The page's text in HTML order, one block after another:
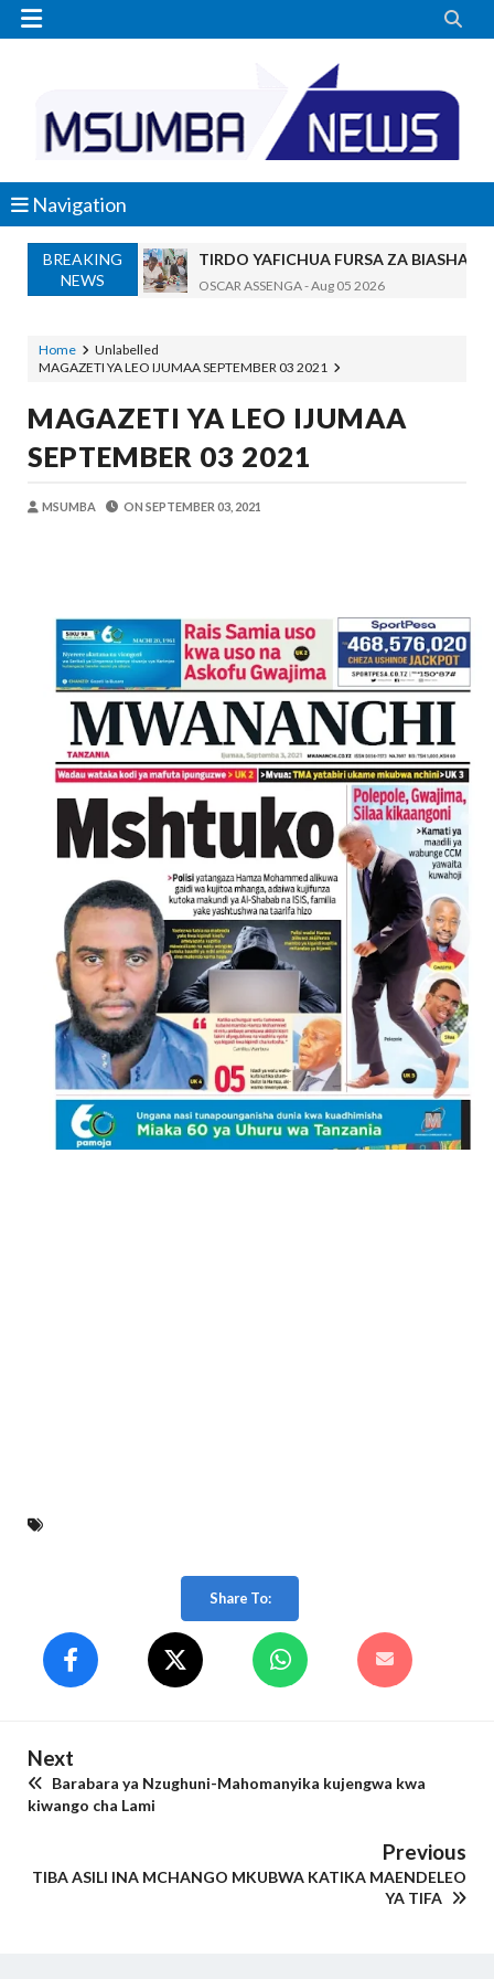
 
Navigation
BREAKING
NEWS
TIRDO YAFICHUA FURSA ZA
OSCAR ASSENGA-Aug 05 2026
Alex Sonna
BARRICK NORTH MARA YAZIDI
WAKULIMA, WAFUGAJI, WAVUVI
MSUMBA -Aug 05 2026
Zawadi-Aug 05 2026
Zawadi-Aug 05 2026
WAMILIKI VITUO VYA KULEA
OSCAR ASSENGA-Aug 05 2026
TARURA ARUSHA YAONGEZA KASI
MSUMBA- Aug 05 2026
TANZANIA KUNUFAIKA NA SH.
OSCAR ASSENGA-Aug 05 2026
Home
Unlabelled
MAGAZETI YA LEO IJUMAA SEPTEMBER 03 2021
MAGAZETI YA LEO IJUMAA
SEPTEMBER 03 2021
MSUMBA ON SEPTEMBER 03, 2021
Share To:
Next
Barabara ya Nzughuni-Mahomanyika kujengwa kwa
kiwango cha Lami
Previous
TIBA ASILI INA MCHANGO MKUBWA KATIKA MAENDELEO
YA TIFA